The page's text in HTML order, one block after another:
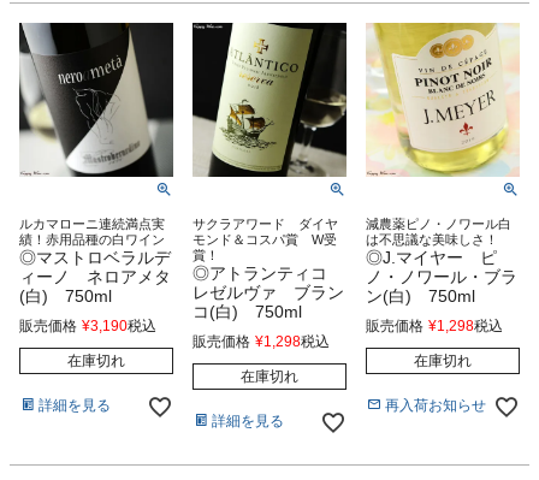
ルカマローニ連続満点実
績！赤用品種の白ワイン
◎マストロベラルデ
ィーノ ネロアメタ
(白) 750ml
販売価格 ¥3,190税込
在庫切れ
詳細を見る
サクラアワード ダイヤ
モンド＆コスパ賞 W受
賞！
◎アトランティコ
レゼルヴァ ブラン
コ(白) 750ml
販売価格 ¥1,298税込
在庫切れ
詳細を見る
減農薬ピノ・ノワール白
は不思議な美味しさ！
◎J.マイヤー ピ
ノ・ノワール・ブラ
ン(白) 750ml
販売価格 ¥1,298税込
在庫切れ
再入荷お知らせ